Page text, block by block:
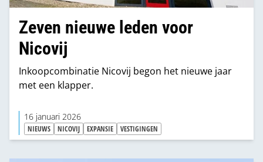
Zeven nieuwe leden voor
Nicovij
Inkoopcombinatie Nicovij begon het nieuwe jaar
met een klapper.
16 januari 2026
NIEUWS NICOVIJ EXPANSIE VESTIGINGEN